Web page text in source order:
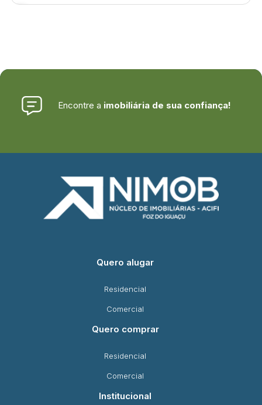
Encontre a imobiliária de sua confiança!
Quero alugar
Residencial
Comercial
Quero comprar
Residencial
Comercial
Institucional